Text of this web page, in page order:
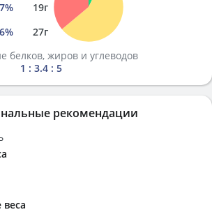
% 19г
% 27г
белков, жиров и углеводов
1 : 3.4 : 5
рекомендации